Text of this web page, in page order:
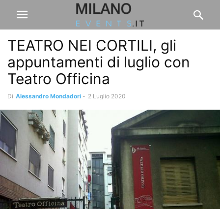
TEATRO NEI CORTILI, gli
appuntamenti di luglio con
Teatro Officina
Di Alessandro Mondadori - 2 Luglio 2020